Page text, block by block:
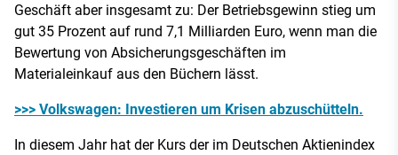
Geschäft aber insgesamt zu: Der Betriebsgewinn stieg um
gut 35 Prozent auf rund 7,1 Milliarden Euro, wenn man die
Bewertung von Absicherungsgeschäften im
Materialeinkauf aus den Büchern lässt.
>>> Volkswagen: Investieren um Krisen abzuschütteln.
In diesem Jahr hat der Kurs der im Deutschen Aktienindex